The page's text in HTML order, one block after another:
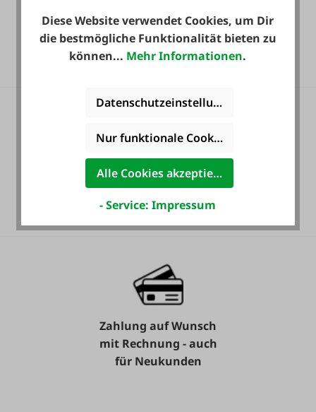
Heute noch Service
inkludiert!
36 Monate
Zahlung auf Wunsch
mit Rechnung - auch
für Neukunden
Diese Website verwendet Cookies, um Dir
die bestmögliche Funktionalität bieten zu
können... Mehr Informationen.
Datenschutzeinstellungen
Nur funktionale Cookies akzeptieren
Alle Cookies akzeptieren
- Service: Impressum